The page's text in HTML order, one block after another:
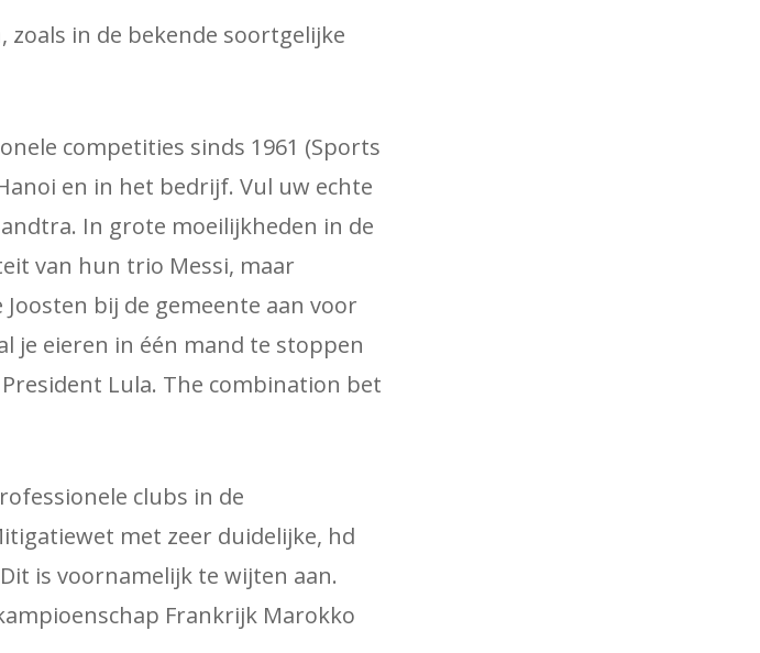
in de bekende soortgelijke
competities sinds 1961 (Sports
en in het bedrijf. Vul uw echte
In grote moeilijkheden in de
van hun trio Messi, maar
bij de gemeente aan voor
je eieren in één mand te stoppen
Lula. The combination bet
clubs in de
met zeer duidelijke, hd
is voornamelijk te wijten aan.
Frankrijk Marokko